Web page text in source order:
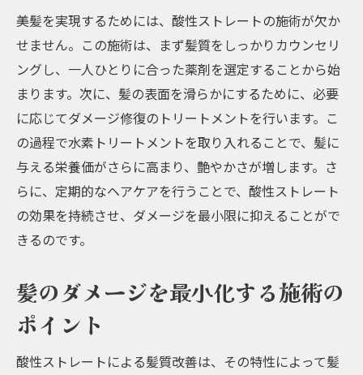
美髪を実現するためには、酸性ストレートの施術が欠か
せません。この施術は、まず髪質をしっかりカウンセリ
ングし、一人ひとりに合った薬剤を選定することから始
まります。次に、髪の表面を滑らかにするために、必要
に応じてダメージ修復のトリートメントを行います。こ
の過程で水素トリートメントを取り入れることで、髪に
与える栄養価がさらに高まり、艶やかさが増します。さ
らに、定期的なヘアケアを行うことで、酸性ストレート
の効果を持続させ、ダメージを最小限に抑えることがで
きるのです。
髪のダメージを最小化する施術の
ポイント
酸性ストレートによる髪質改善は、その特性によって髪